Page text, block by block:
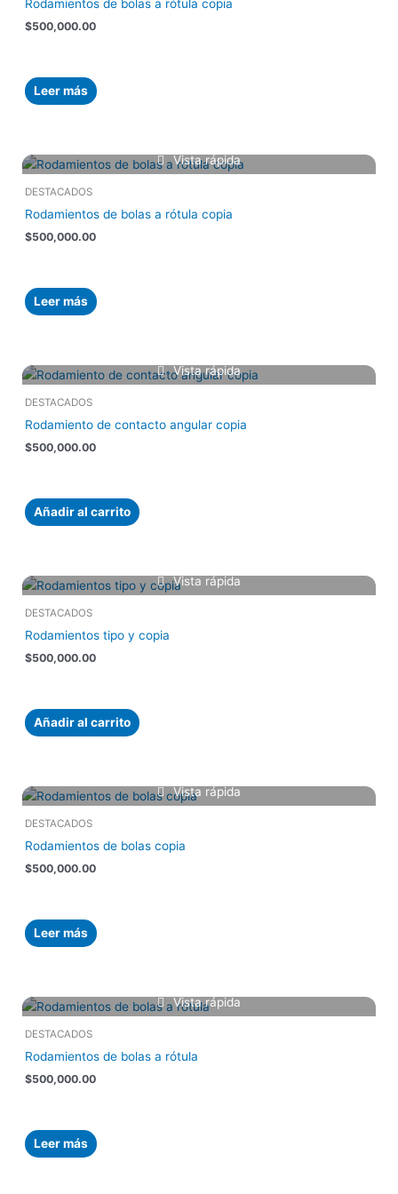
Rodamientos de bolas a rótula copia
$500,000.00
Leer más
Vista rápida
DESTACADOS
Rodamientos de bolas a rótula copia
$500,000.00
Leer más
Vista rápida
DESTACADOS
Rodamiento de contacto angular copia
$500,000.00
Añadir al carrito
Vista rápida
DESTACADOS
Rodamientos tipo y copia
$500,000.00
Añadir al carrito
Vista rápida
DESTACADOS
Rodamientos de bolas copia
$500,000.00
Leer más
Vista rápida
DESTACADOS
Rodamientos de bolas a rótula
$500,000.00
Leer más